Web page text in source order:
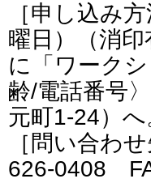
［申し込み
曜日）（消
に「ワーク
齢/電話番号
元町1-24）
［問い合わ
626-0408